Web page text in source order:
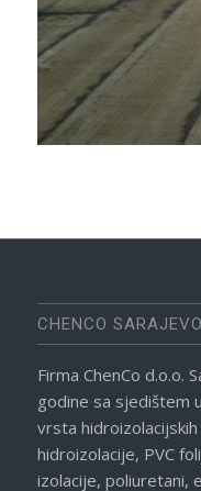
CHENCO SARAJEVO
Firma ChenCo d.o.o.
godine sa sjedištem
vrsta
hidroizolacije, PVC
izolacije, poliuretani,